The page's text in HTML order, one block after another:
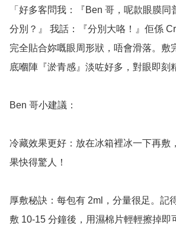
「好多客問我：『Ben 哥，呢款眼膜
分別？』 我話：『分別大咯！』佢係
完全貼合妳嘅眼周形狀，唔會滑落。敷
底嗰陣『淤青感』淡咗好多，對眼即刻
Ben 哥小建議：
冷藏效果更好：放在冰箱裡冰一下再敷
果快得驚人！
厚敷秘訣：每包有 2ml，分量很足。記
敷 10-15 分鐘後，用濕棉片輕輕擦掉即